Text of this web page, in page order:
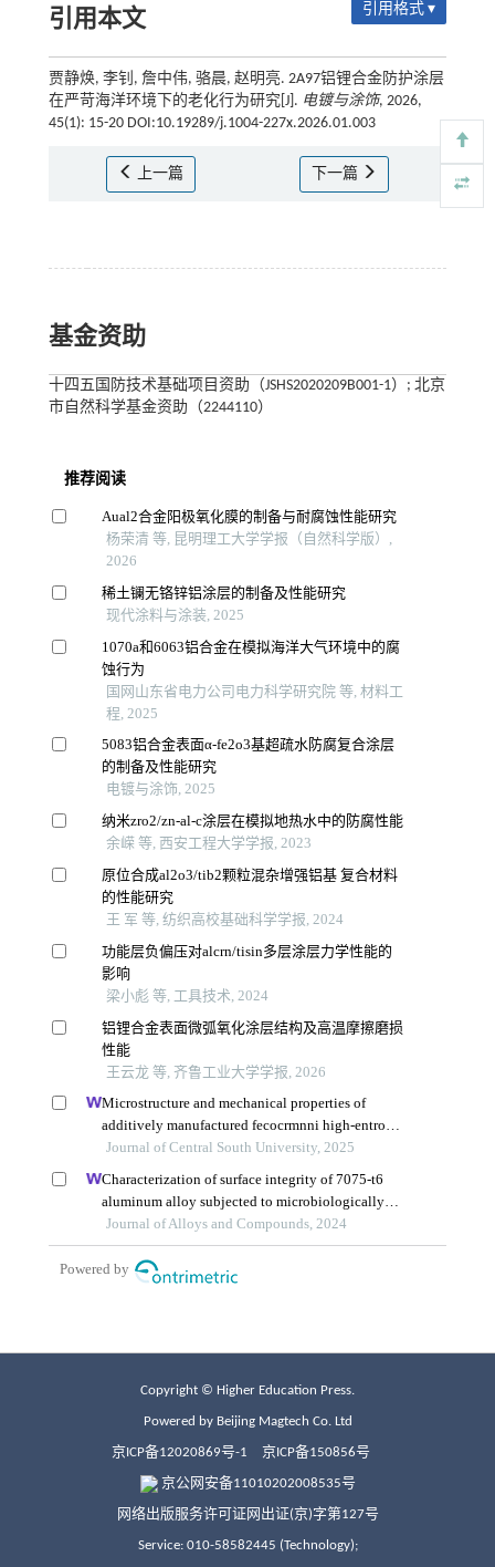
引用本文 引用格式 ▾
贾静焕, 李钊, 詹中伟, 骆晨, 赵明亮. 2A97铝锂合金防护涂层
在严苛海洋环境下的老化行为研究[J]. 电镀与涂饰, 2026,
45(1): 15-20 DOI:10.19289/j.1004-227x.2026.01.003
上一篇 下一篇
基金资助
十四五国防技术基础项目资助（JSHS2020209B001-1）; 北京
市自然科学基金资助（2244110）
Copyright © Higher Education Press.
Powered by Beijing Magtech Co. Ltd
京ICP备12020869号-1 京ICP备150856号
京公网安备11010202008535号
网络出版服务许可证网出证(京)字第127号
Service: 010-58582445 (Technology);